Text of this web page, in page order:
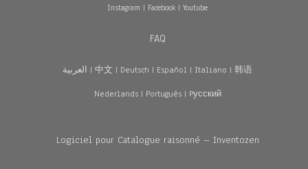
Instagram | Facebook| Youtube
FAQ
العربية | 中文 | Deutsch | Español | Italiano | 韩语
Nederlands| Português| Pусский
Logiciel pour Catalogue raisonné – Inventozen